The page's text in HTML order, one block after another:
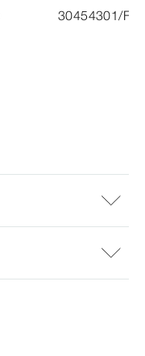
30454301/